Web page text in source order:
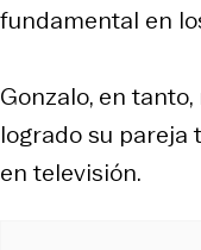
fundamental en
Gonzalo, en
logrado su pareja
en televisión.